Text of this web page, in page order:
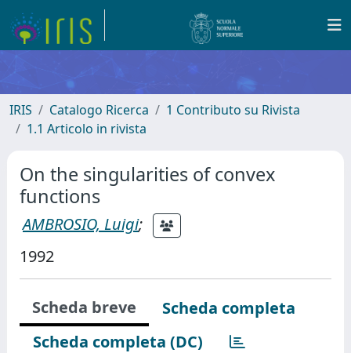
IRIS Catalogo Ricerca
1 Contributo su Rivista
1.1 Articolo in rivista
On the singularities of convex
functions
AMBROSIO, Luigi;
1992
Scheda breve
Scheda completa
Scheda completa (DC)